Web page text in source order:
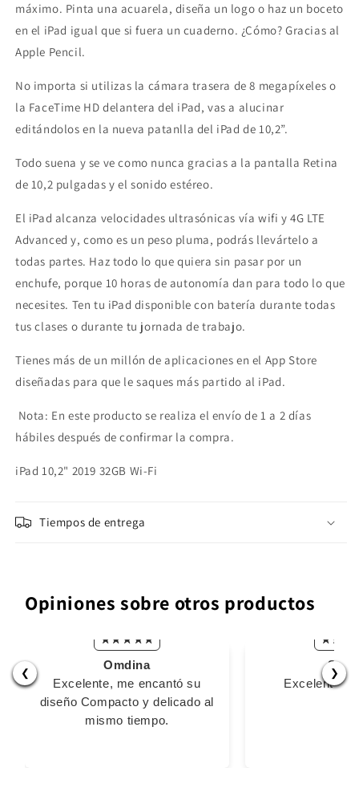
máximo. Pinta una acuarela, diseña un logo o haz un boceto
en el iPad igual que si fuera un cuaderno. ¿Cómo? Gracias al
Apple Pencil.
No importa si utilizas la cámara trasera de 8 megapíxeles o
la FaceTime HD delantera del iPad, vas a alucinar
editándolos en la nueva patanlla del iPad de 10,2”.
Todo suena y se ve como nunca gracias a la pantalla Retina
de 10,2 pulgadas y el sonido estéreo.
El iPad alcanza velocidades ultrasónicas vía wifi y 4G LTE
Advanced y, como es un peso pluma, podrás llevártelo a
todas partes. Haz todo lo que quiera sin pasar por un
enchufe, porque 10 horas de autonomía dan para todo lo que
necesites. Ten tu iPad disponible con batería durante todas
tus clases o durante tu jornada de trabajo.
Tienes más de un millón de aplicaciones en el App Store
diseñadas para que le saques más partido al iPad.
Nota: En este producto se realiza el envío de 1 a 2 días
hábiles después de confirmar la compra.
iPad 10,2" 2019 32GB Wi-Fi
Tiempos de entrega
Opiniones sobre otros productos
❮ ❯
Omdina
Excelente, me encantó su
diseño Compacto y delicado al
mismo tiempo.
Excelente